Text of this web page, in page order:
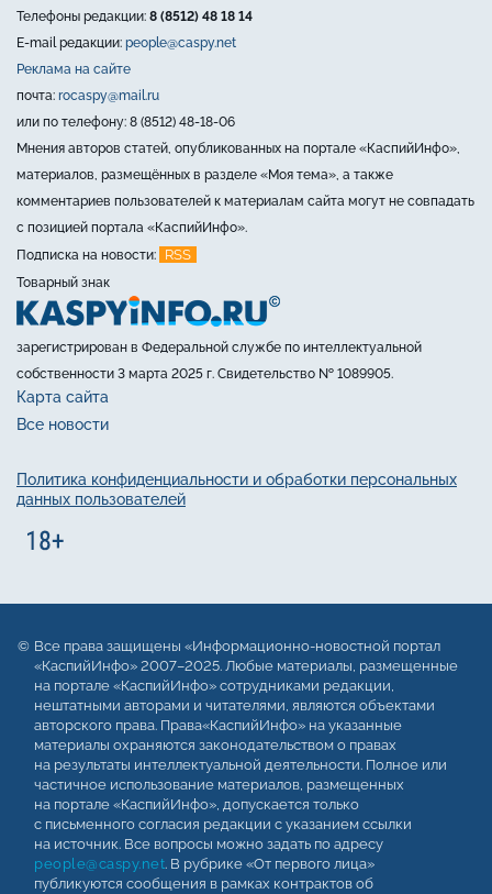
Телефоны редакции: 8 (8512) 48 18 14
E-mail редакции: people@caspy.net
Реклама на сайте
почта: rocaspy@mail.ru
или по телефону: 8 (8512) 48-18-06
Мнения авторов статей, опубликованных на портале «КаспийИнфо»,
материалов, размещённых в разделе «Моя тема», а также
комментариев пользователей к материалам сайта могут не совпадать
с позицией портала «КаспийИнфо».
Подписка на новости:
RSS
Товарный знак
зарегистрирован в Федеральной службе по интеллектуальной
собственности 3 марта 2025 г. Свидетельство № 1089905.
Карта сайта
Все новости
Политика конфиденциальности и обработки персональных
данных пользователей
Все права защищены «Информационно-новостной портал
«КаспийИнфо» 2007–2025. Любые материалы, размещенные
на портале «КаспийИнфо» сотрудниками редакции,
нештатными авторами и читателями, являются объектами
авторского права. Права«КаспийИнфо» на указанные
материалы охраняются законодательством о правах
на результаты интеллектуальной деятельности. Полное или
частичное использование материалов, размещенных
на портале «КаспийИнфо», допускается только
с письменного согласия редакции с указанием ссылки
на источник. Все вопросы можно задать по адресу
people@caspy.net. В рубрике «От первого лица»
публикуются сообщения в рамках контрактов об